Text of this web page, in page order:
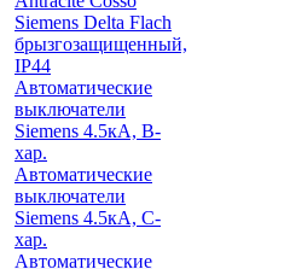
Siemens Delta Flach
брызгозащищенный,
IP44
Автоматические
выключатели
Siemens 4.5кА, B-
хар.
Автоматические
выключатели
Siemens 4.5кА, C-
хар.
Автоматические